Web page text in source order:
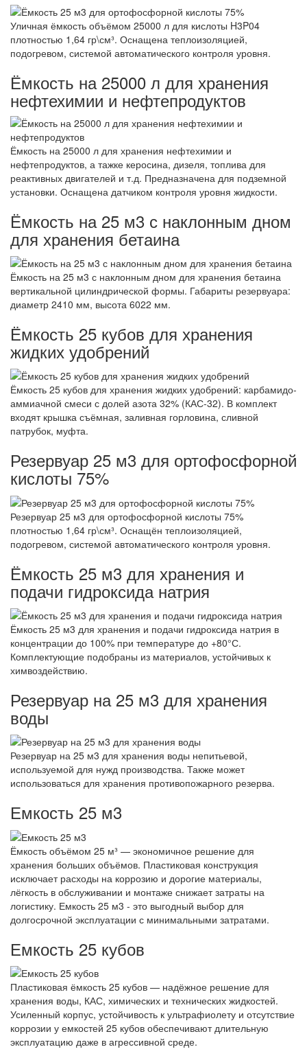
Уличная ёмкость объёмом 25000 л для кислоты H3P04
плотностью 1,64 гр\см³. Оснащена теплоизоляцией,
подогревом, системой автоматического контроля уровня.
Ёмкость на 25000 л для хранения
нефтехимии и нефтепродуктов
Ёмкость на 25000 л для хранения нефтехимии и
нефтепродуктов, а тажке керосина, дизеля, топлива для
реактивных двигателей и т.д. Предназначена для подземной
установки. Оснащена датчиком контроля уровня жидкости.
Ёмкость на 25 м3 с наклонным дном
для хранения бетаина
Ёмкость на 25 м3 с наклонным дном для хранения бетаина
вертикальной цилиндрической формы. Габариты резервуара:
диаметр 2410 мм, высота 6022 мм.
Ёмкость 25 кубов для хранения
жидких удобрений
Ёмкость 25 кубов для хранения жидких удобрений: карбамидо-
аммиачной смеси с долей азота 32% (КАС-32). В комплект
входят крышка съёмная, заливная горловина, сливной
патрубок, муфта.
Резервуар 25 м3 для ортофосфорной
кислоты 75%
Резервуар 25 м3 для ортофосфорной кислоты 75%
плотностью 1,64 гр\см³. Оснащён теплоизоляцией,
подогревом, системой автоматического контроля уровня.
Ёмкость 25 м3 для хранения и
подачи гидроксида натрия
Ёмкость 25 м3 для хранения и подачи гидроксида натрия в
концентрации до 100% при температуре до +80°С.
Комплектующие подобраны из материалов, устойчивых к
химвоздействию.
Резервуар на 25 м3 для хранения
воды
Резервуар на 25 м3 для хранения воды непитьевой,
используемой для нужд производства. Также может
использоваться для хранения противопожарного резерва.
Емкость 25 м3
Ёмкость объёмом 25 м³ — экономичное решение для
хранения больших объёмов. Пластиковая конструкция
исключает расходы на коррозию и дорогие материалы,
лёгкость в обслуживании и монтаже снижает затраты на
логистику. Емкость 25 м3 - это выгодный выбор для
долгосрочной эксплуатации с минимальными затратами.
Емкость 25 кубов
Пластиковая ёмкость 25 кубов — надёжное решение для
хранения воды, КАС, химических и технических жидкостей.
Усиленный корпус, устойчивость к ультрафиолету и отсутствие
коррозии у емкостей 25 кубов обеспечивают длительную
эксплуатацию даже в агрессивной среде.